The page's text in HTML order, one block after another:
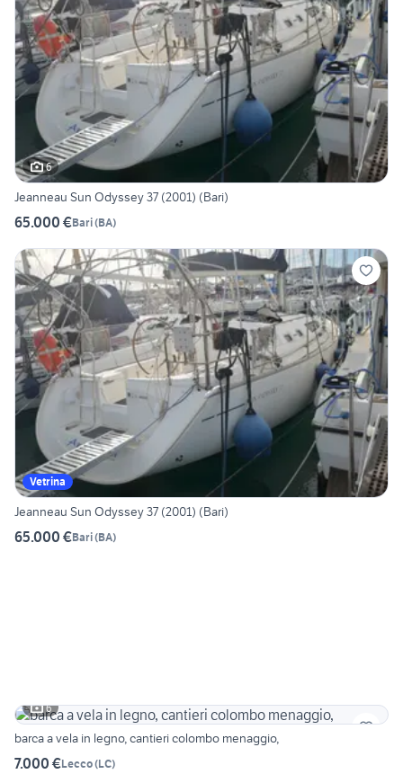
6
Jeanneau Sun Odyssey 37 (2001) (Bari)
65.000 €Bari(BA)
Vetrina
Jeanneau Sun Odyssey 37 (2001) (Bari)
65.000 €Bari(BA)
6
barca a vela in legno, cantieri colombo menaggio,
7.000 €Lecco(LC)